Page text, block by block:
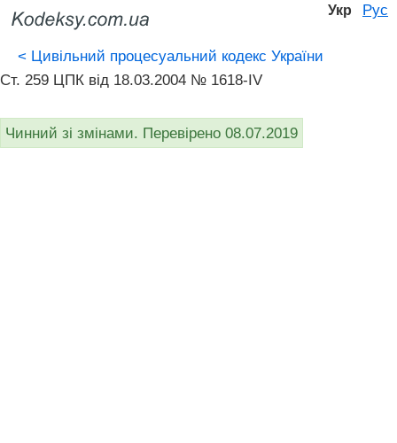
Укр Рус
< Цивільний процесуальний кодекс України
Ст. 259 ЦПК від 18.03.2004 № 1618-IV
Чинний зі змінами. Перевірено 08.07.2019